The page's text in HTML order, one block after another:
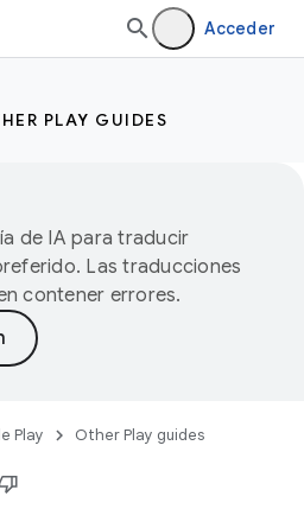
Acceder
PLAY GUIDES
de IA para traducir
Las traducciones
contener errores.
Play Other Play guides